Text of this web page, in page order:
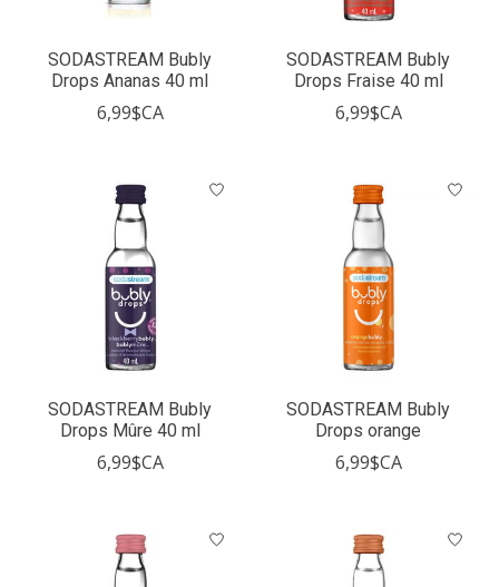
SODASTREAM Bubly
Drops Ananas 40 ml
6,99$CA
SODASTREAM Bubly
Drops Fraise 40 ml
6,99$CA
SODASTREAM Bubly
Drops Mûre 40 ml
6,99$CA
SODASTREAM Bubly
Drops orange
6,99$CA